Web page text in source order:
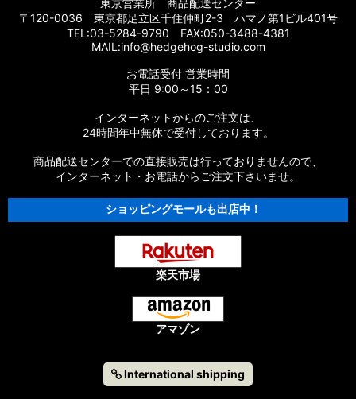
東京営業所 商品配送センター
〒120-0036 東京都足立区千住仲町2-3 ハマノ第1ビル401号
TEL:03-5284-9790 FAX:050-3488-4381
MAIL:info@hedgehog-studio.com
お電話受付 営業時間
平日 9:00～15：00
インターネットからのご注文は、
24時間年中無休で受付しております。
商品配送センターでの直接販売は行っておりませんので、
インターネット・お電話からご注文下さいませ。
ショッピングモールも出店中！
楽天市場
アマゾン
International shipping